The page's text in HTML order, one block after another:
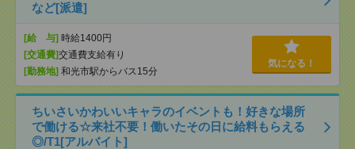
など[派遣]
[給 与] 時給1400円
[交通費]交通費支給有り
[勤務地] 和光市駅からバス15分
気になる！
ちいさいかわいいキャラのイベントも！好きな場所
で働ける☆来社不要！働いたその日に給料もらえる
◎/T1[アルバイト]